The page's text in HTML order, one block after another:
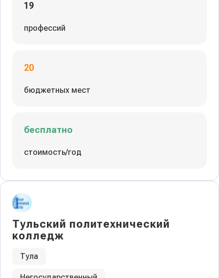
19
профессий
20
бюджетных мест
бесплатно
стоимость/год
Тульский политехнический
колледж
Тула